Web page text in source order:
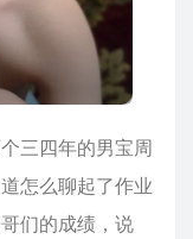
三四年的男宝周
怎么聊起了作业
们的成绩，说